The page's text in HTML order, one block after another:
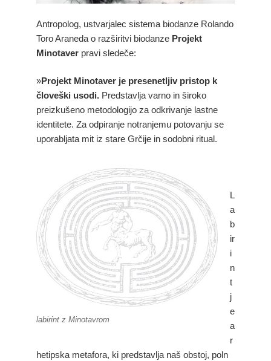
Antropolog, ustvarjalec sistema biodanze Rolando
Toro Araneda o razširitvi biodanze Projekt
Minotaver pravi sledeče:
»Projekt Minotaver je presenetljiv pristop k
človeški usodi. Predstavlja varno in široko
preizkušeno metodologijo za odkrivanje lastne
identitete. Za odpiranje notranjemu potovanju se
uporabljata mit iz stare Grčije in sodobni ritual.
labirint z Minotavrom
L
a
b
ir
i
n
t
j
e
a
r
hetipska metafora, ki predstavlja naš obstoj, poln